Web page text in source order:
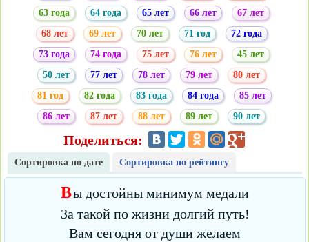
63 года
64 года 65 лет 66 лет
67 лет
68 лет
69 лет 70 лет 71 год
72 года
73 года
74 года 75 лет 76 лет
45 лет
50 лет
77 лет 78 лет 79 лет
80 лет
81 год
82 года 83 года 84 года
85 лет
86 лет
87 лет 88 лет 89 лет 90 лет
Поделиться:
Сортировка по дате Сортировка по рейтингу
Вы достойны минимум медали
За такой по жизни долгий путь!
Вам сегодня от души желаем